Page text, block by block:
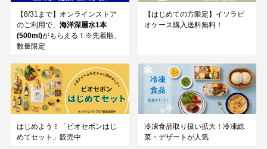
【8/31まで】オンラインストア
のご利用で、 海洋深層水1本
(500ml)がもらえる！※先着順、
数量限定
【はじめての方限定】イソラビ
オケース購入送料無料！
はじめよう！「ビオセボンはじ
めてセット」販売中
冷凍食品取り扱い拡大！冷凍総
菜・デザートが人気